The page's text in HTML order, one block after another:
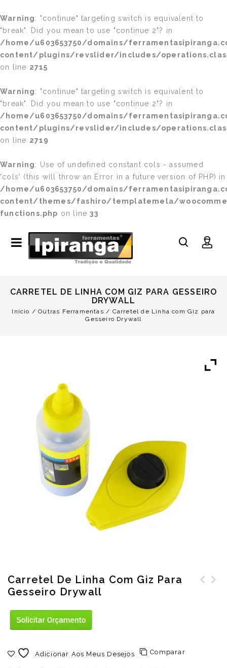
Warning: "continue" targeting switch is equivalent to
"break". Did you mean to use "continue 2"? in
/home/u603653750/domains/
content/plugins/revslider/includes/
on line 2715
Warning: "continue" targeting switch is equivalent to
"break". Did you mean to use "continue 2"? in
/home/u603653750/domains/
content/plugins/revslider/includes/
on line 2719
Warning: Use of undefined constant cols - assumed
'cols' (this will throw an Error in a future version of PHP) in
/home/u603653750/domains/
content/themes/fashiro/templatemela/
functions.php on line33
CARRETEL DE LINHA COM GIZ PARA GESSEIRO
DRYWALL
Início /Outras Ferramentas / Carretel de Linha com Giz para
Gesseiro Drywall
Carretel De Linha Com Giz Para
Gesseiro Drywall
Adicionar Aos Meus Desejos Comparar